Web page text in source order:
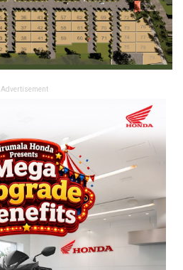
Advertisement